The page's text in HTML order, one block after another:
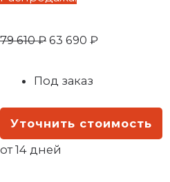
79 610₽ 63 690 ₽
Под заказ
Уточнить стоимость
от 14 дней